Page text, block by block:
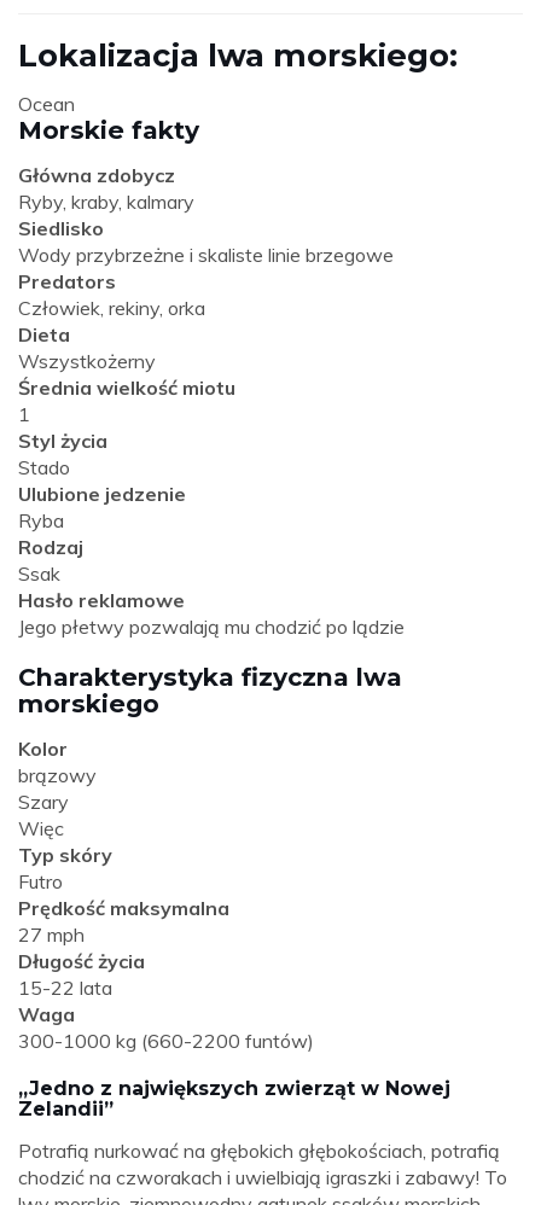
Lokalizacja lwa morskiego:
Ocean
Morskie fakty
Główna zdobycz
Ryby, kraby, kalmary
Siedlisko
Wody przybrzeżne i skaliste linie brzegowe
Predators
Człowiek, rekiny, orka
Dieta
Wszystkożerny
Średnia wielkość miotu
1
Styl życia
Stado
Ulubione jedzenie
Ryba
Rodzaj
Ssak
Hasło reklamowe
Jego płetwy pozwalają mu chodzić po lądzie
Charakterystyka fizyczna lwa
morskiego
Kolor
brązowy
Szary
Więc
Typ skóry
Futro
Prędkość maksymalna
27 mph
Długość życia
15-22 lata
Waga
300-1000 kg (660-2200 funtów)
„Jedno z największych zwierząt w Nowej
Zelandii”
Potrafią nurkować na głębokich głębokościach, potrafią
chodzić na czworakach i uwielbiają igraszki i zabawy! To